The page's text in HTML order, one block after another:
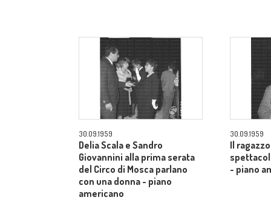
30.09.1959
Delia Scala e Sandro
Giovannini alla prima serata
del Circo di Mosca parlano
con una donna - piano
americano
30.09.1959
Il
- piano